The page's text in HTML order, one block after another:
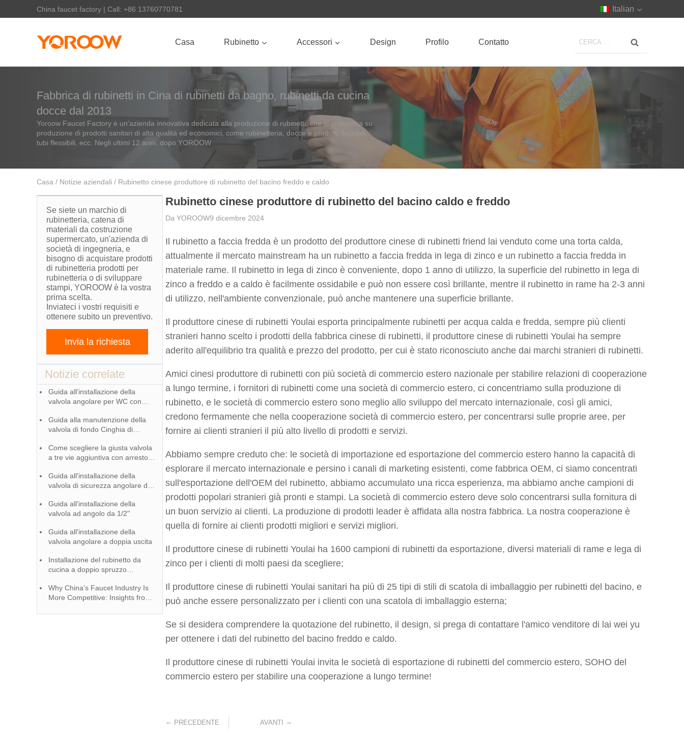
China faucet factory | Call: +86 13760770781 Italian
Casa Rubinetto Accessori Design Profilo Contatto
Fabbrica di rubinetti in Cina di rubinetti da bagno, rubinetti da cucina
docce dal 2013
Yoroow Faucet Factory è un'azienda innovativa dedicata alla produzione di rubinetti, che si concentra su
produzione di prodotti sanitari di alta qualità ed economici, come rubinetteria, docce e prodotti flessibili.
tubi flessibili, ecc. Negli ultimi 12 anni, dopo YOROOW
Casa / Notizie aziendali / Rubinetto cinese produttore di rubinetto del bacino freddo e caldo
Se siete un marchio di
rubinetteria, catena di
materiali da costruzione
supermercato, un'azienda di
società di ingegneria, e
bisogno di acquistare prodotti
di rubinetteria prodotti per
rubinetteria o di sviluppare
stampi, YOROOW è la vostra
prima scelta.
Inviateci i vostri requisiti e
ottenere subito un preventivo.
Invia la richiesta
Notizie correlate
Guida all'installazione della
valvola angolare per WC con
Guida alla manutenzione della
valvola di fondo Cinghia di
Come scegliere la giusta valvola
a tre vie aggiuntiva con arresto
Guida all'installazione della
valvola di sicurezza angolare da
Guida all'installazione della
valvola ad angolo da 1/2"
Guida all'installazione della
valvola angolare a doppia uscita
Installazione del rubinetto da
cucina a doppio spruzzo
Why China’s Faucet Industry Is
More Competitive: Insights from
and JOMOO
Rubinetto cinese produttore di rubinetto del bacino caldo e freddo
Da YOROOW9 dicembre 2024
Il rubinetto a faccia fredda è un prodotto del produttore cinese di rubinetti friend lai venduto come una torta calda,
attualmente il mercato mainstream ha un rubinetto a faccia fredda in lega di zinco e un rubinetto a faccia fredda in
materiale rame. Il rubinetto in lega di zinco è conveniente, dopo 1 anno di utilizzo, la superficie del rubinetto in lega di
zinco a freddo e a caldo è facilmente ossidabile e può non essere così brillante, mentre il rubinetto in rame ha 2-3 anni
di utilizzo, nell'ambiente convenzionale, può anche mantenere una superficie brillante.
Il produttore cinese di rubinetti Youlai esporta principalmente rubinetti per acqua calda e fredda, sempre più clienti
stranieri hanno scelto i prodotti della fabbrica cinese di rubinetti, il produttore cinese di rubinetti Youlai ha sempre
aderito all'equilibrio tra qualità e prezzo del prodotto, per cui è stato riconosciuto anche dai marchi stranieri di rubinetti.
Amici cinesi produttore di rubinetti con più società di commercio estero nazionale per stabilire relazioni di cooperazione
a lungo termine, i fornitori di rubinetti come una società di commercio estero, ci concentriamo sulla produzione di
rubinetto, e le società di commercio estero sono meglio allo sviluppo del mercato internazionale, così gli amici,
credono fermamente che nella cooperazione società di commercio estero, per concentrarsi sulle proprie aree, per
fornire ai clienti stranieri il più alto livello di prodotti e servizi.
Abbiamo sempre creduto che: le società di importazione ed esportazione del commercio estero hanno la capacità di
esplorare il mercato internazionale e persino i canali di marketing esistenti, come fabbrica OEM, ci siamo concentrati
sull'esportazione dell'OEM del rubinetto, abbiamo accumulato una ricca esperienza, ma abbiamo anche campioni di
prodotti popolari stranieri già pronti e stampi. La società di commercio estero deve solo concentrarsi sulla fornitura di
un buon servizio ai clienti. La produzione di prodotti leader è affidata alla nostra fabbrica. La nostra cooperazione è
quella di fornire ai clienti prodotti migliori e servizi migliori.
Il produttore cinese di rubinetti Youlai ha 1600 campioni di rubinetti da esportazione, diversi materiali di rame e lega di
zinco per i clienti di molti paesi da scegliere;
Il produttore cinese di rubinetti Youlai sanitari ha più di 25 tipi di stili di scatola di imballaggio per rubinetti del bacino, e
può anche essere personalizzato per i clienti con una scatola di imballaggio esterna;
Se si desidera comprendere la quotazione del rubinetto, il design, si prega di contattare l'amico venditore di lai wei yu
per ottenere i dati del rubinetto del bacino freddo e caldo.
Il produttore cinese di rubinetti Youlai invita le società di esportazione di rubinetti del commercio estero, SOHO del
commercio estero per stabilire una cooperazione a lungo termine!
← PRECEDENTE AVANTI →